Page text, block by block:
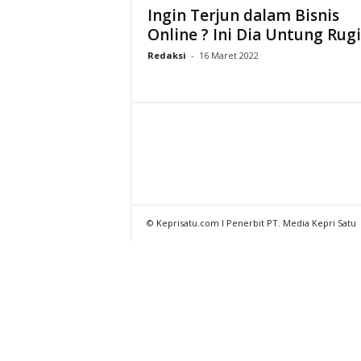
Ingin Terjun dalam Bisnis
Online ? Ini Dia Untung
Redaksi - 16 Maret 2022
© Keprisatu.com I Penerbit PT. Media Kepri Satu